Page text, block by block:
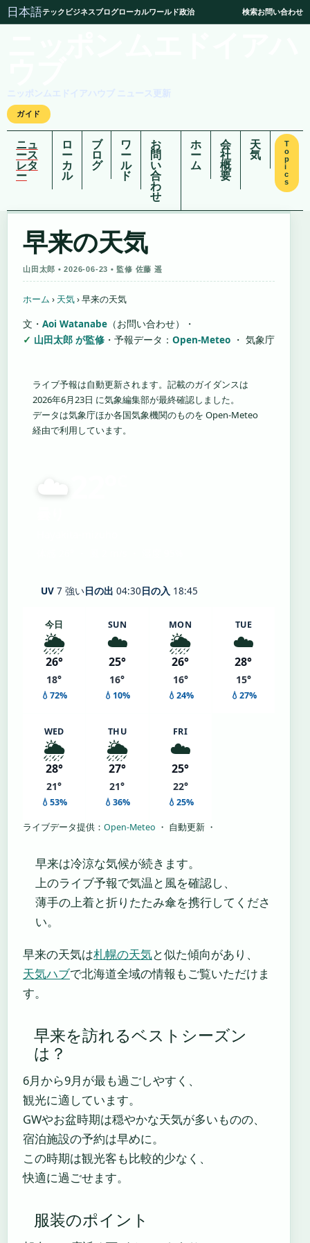
日本語テック ビジネスブログローカルワールド政治 検索お問い合わせ
ニッポンムエドイアハウブ ニュース更新
ガイド
ニュ
ース
レタ
ー
ロ
ー
カ
ル
ブ
ロ
グ
ワ
ー
ル
ド
お
問
い
合
わ
せ
ホ
ー
ム
会
社
概
要
天
気
T
o
p
i
c
s
早来の天気
山田太郎 • 2026-06-23 • 監修 佐藤 遥
ホーム › 天気›早来の天気
文・ Aoi Watanabe （お問い合わせ）
・
山田太郎 が監修 ・ 予報データ： Open-Meteo ・ 気象庁
ライブ予報は自動更新されます。記載のガイダンスは
2026年6月23日 に気象編集部が最終確認しました。
データは気象庁ほか各国気象機関のものを Open-Meteo
経由で利用しています。
☁️
UV 7 強い日の出 04:30日の入 18:45
今日
🌦️
26°
18°
💧72%
SUN
☁️
25°
16°
💧10%
MON
🌦️
26°
16°
💧24%
TUE
☁️
28°
15°
💧27%
WED
🌦️
28°
21°
💧53%
THU
🌦️
27°
21°
💧36%
FRI
☁️
25°
22°
💧25%
ライブデータ提供： Open-Meteo ・ 自動更新 ・
早来は冷涼な気候が続きます。
上のライブ予報で気温と風を確認し、
薄手の上着と折りたたみ傘を携行してくださ
い。
早来の天気は札幌の天気と似た傾向があり、
天気ハブで北海道全域の情報もご覧いただけま
す。
早来を訪れるベストシーズン
は？
6月から9月が最も過ごしやすく、
観光に適しています。
GWやお盆時期は穏やかな天気が多いものの、
宿泊施設の予約は早めに。
この時期は観光客も比較的少なく、
快適に過ごせます。
服装のポイント